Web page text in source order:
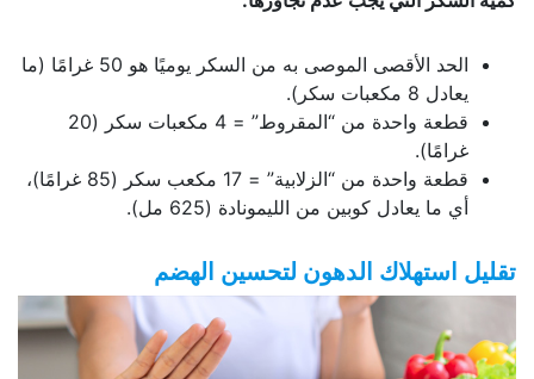
الحد الأقصى الموصى به من السكر يوميًا هو 50 غرامًا (ما
يعادل 8 مكعبات سكر).
قطعة واحدة من “المقروط” = 4 مكعبات سكر (20
غرامًا).
قطعة واحدة من “الزلابية” = 17 مكعب سكر (85 غرامًا)،
أي ما يعادل كوبين من الليمونادة (625 مل).
تقليل استهلاك الدهون لتحسين الهضم